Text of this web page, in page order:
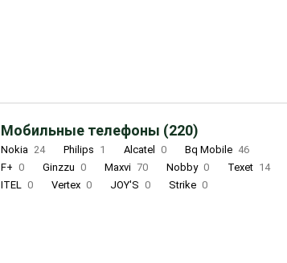
Мобильные телефоны (220)
Nokia 24 Philips 1 Alcatel 0 Bq Mobile 46
F+ 0 Ginzzu 0 Maxvi 70 Nobby 0 Texet 14
ITEL 0 Vertex 0 JOY'S 0 Strike 0